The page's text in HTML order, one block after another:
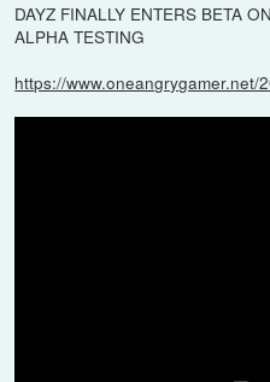
DAYZ FINALLY ENTERS BETA
ALPHA TESTING
https://www.oneangrygamer.net/